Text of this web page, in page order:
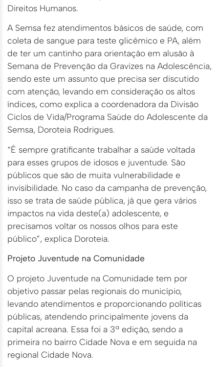
Direitos Humanos.
A Semsa fez atendimentos básicos de saúde, com
coleta de sangue para teste glicêmico e PA, além
de ter um cantinho para orientação em alusão à
Semana de Prevenção da Gravizes na Adolescência,
sendo este um assunto que precisa ser discutido
com atenção, levando em consideração os altos
índices, como explica a coordenadora da Divisão
Ciclos de Vida/Programa Saúde do Adolescente da
Semsa, Doroteia Rodrigues.
“É sempre gratificante trabalhar a saúde voltada
para esses grupos de idosos e juventude. São
públicos que são de muita vulnerabilidade e
invisibilidade. No caso da campanha de prevenção,
isso se trata de saúde pública, já que gera vários
impactos na vida deste(a) adolescente, e
precisamos voltar os nossos olhos para este
público”, explica Doroteia.
Projeto Juventude na Comunidade
O projeto Juventude na Comunidade tem por
objetivo passar pelas regionais do município,
levando atendimentos e proporcionando políticas
públicas, atendendo principalmente jovens da
capital acreana. Essa foi a 3ª edição, sendo a
primeira no bairro Cidade Nova e em seguida na
regional Cidade Nova.